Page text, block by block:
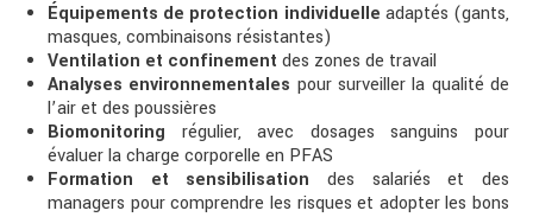
Équipements de protection individuelle adaptés (gants,
masques, combinaisons résistantes)
Ventilation et confinement des zones de travail
Analyses environnementales pour surveiller la qualité de
l’air et des poussières
Biomonitoring régulier, avec dosages sanguins pour
évaluer la charge corporelle en PFAS
Formation et sensibilisation des salariés et des
managers pour comprendre les risques et adopter les bons